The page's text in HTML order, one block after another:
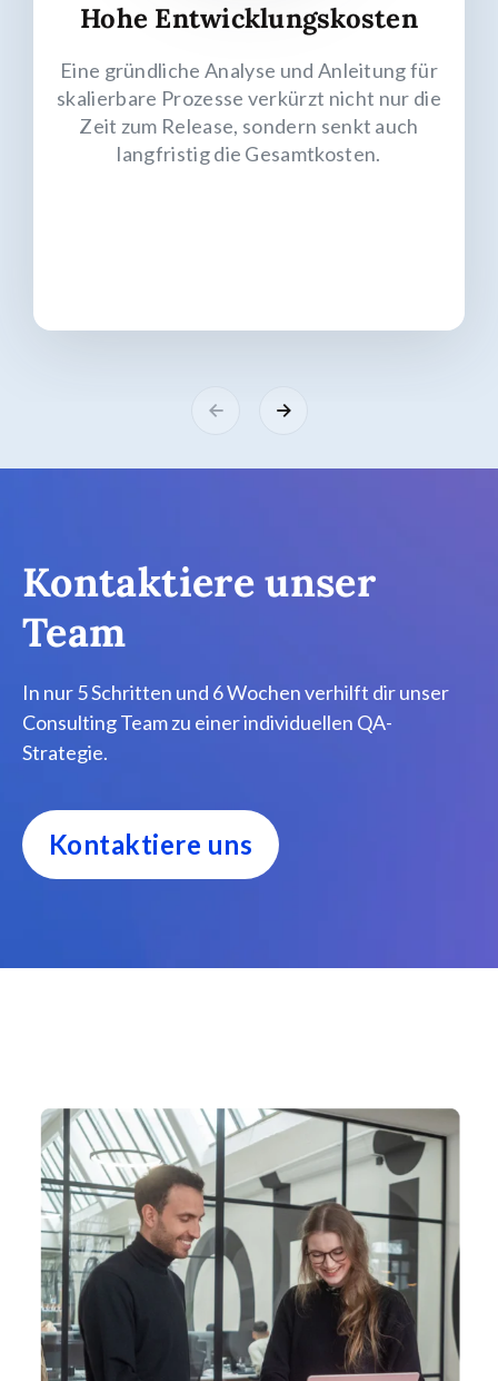
Hohe Entwicklungskosten
Eine gründliche Analyse und Anleitung für
skalierbare Prozesse verkürzt nicht nur die
Zeit zum Release, sondern senkt auch
langfristig die Gesamtkosten.
Kontaktiere unser
Team
In nur 5 Schritten und 6 Wochen verhilft dir unser
Consulting Team zu einer individuellen QA-
Strategie.
Kontaktiere uns